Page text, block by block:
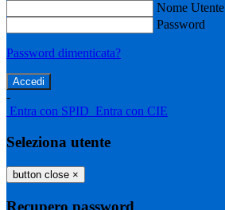
Nome Utente
Password
Password dimenticata?
-
Entra con SPID Entra con CIE
Seleziona utente
button close ×
Recupero password